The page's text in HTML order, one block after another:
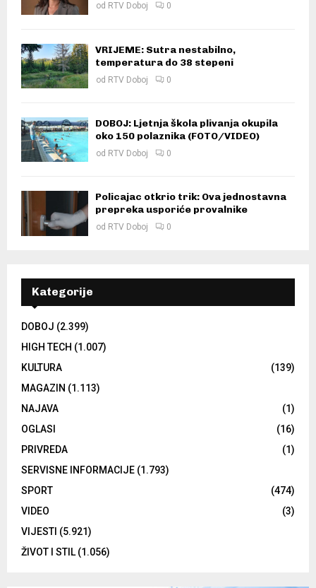
od RTV Doboj 0
VRIJEME: Sutra nestabilno,
temperatura do 38 stepeni
od RTV Doboj 0
DOBOJ: Ljetnja škola plivanja okupila
oko 150 polaznika (FOTO/VIDEO)
od RTV Doboj 0
Policajac otkrio trik: Ova jednostavna
prepreka usporiće provalnike
od RTV Doboj 0
Kategorije
DOBOJ (2.399)
HIGH TECH (1.007)
KULTURA
(139)
MAGAZIN (1.113)
NAJAVA
(1)
OGLASI
(16)
PRIVREDA
(1)
SERVISNE INFORMACIJE (1.793)
SPORT
(474)
VIDEO
(3)
VIJESTI (5.921)
ŽIVOT I STIL (1.056)